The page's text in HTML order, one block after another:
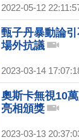
2022-05-12
甄子丹暴動論
場外抗議
2023-03-14
奧斯卡無視10
亮相頒獎
2023-03-13